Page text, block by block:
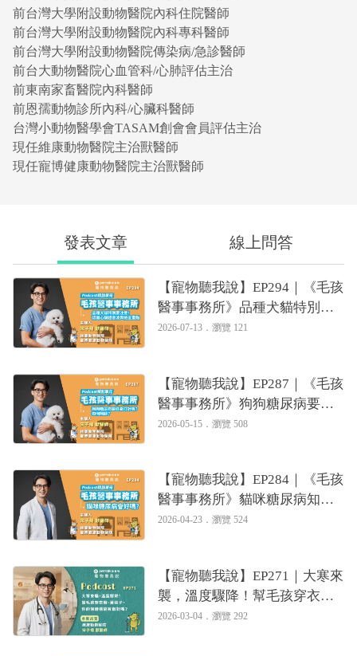
前台灣大學附設動物醫院內科住院醫師
前台灣大學附設動物醫院內科專科醫師
前台灣大學附設動物醫院傳染病/急診醫師
前台大動物醫院心血管科/心肺評估主治
前東南家畜醫院內科醫師
前恩孺動物診所內科/心臟科醫師
台灣小動物醫學會TASAM創會會員評估主治
現任維康動物醫院主治獸醫師
現任寵博健康動物醫院主治獸醫師
發表文章 線上問答
【寵物聽我說】EP294｜《毛孩
醫事事務所》品種犬貓特別要
注意！認識心臟超音波與檢查
2026-07-13．瀏覽 121
【寵物聽我說】EP287｜《毛孩
醫事事務所》狗狗糖尿病要終
身打針嗎？如何照顧？
2026-05-15．瀏覽 508
【寵物聽我說】EP284｜《毛孩
醫事事務所》貓咪糖尿病知多
少，會好嗎？如何照顧？
2026-04-23．瀏覽 524
【寵物聽我說】EP271｜大寒來
襲，溫度驟降！幫毛孩穿衣
服、蓋毯子，你的保暖措施有
2026-03-04．瀏覽 292